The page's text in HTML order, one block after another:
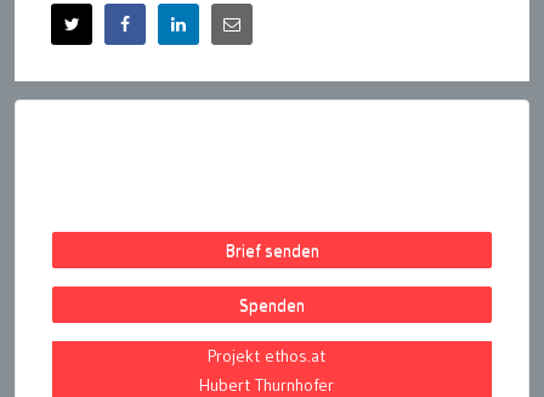
Brief senden
Spenden
Projekt ethos.at
Hubert Thurnhofer